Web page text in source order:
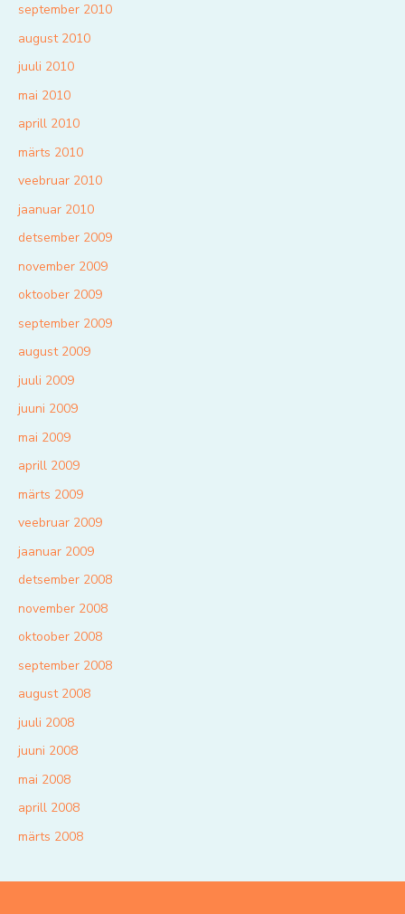
september 2010
august 2010
juuli 2010
mai 2010
aprill 2010
märts 2010
veebruar 2010
jaanuar 2010
detsember 2009
november 2009
oktoober 2009
september 2009
august 2009
juuli 2009
juuni 2009
mai 2009
aprill 2009
märts 2009
veebruar 2009
jaanuar 2009
detsember 2008
november 2008
oktoober 2008
september 2008
august 2008
juuli 2008
juuni 2008
mai 2008
aprill 2008
märts 2008